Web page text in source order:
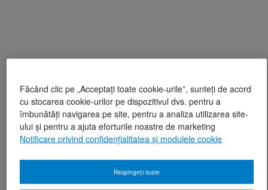
Făcând clic pe „Acceptați toate cookie-urile”, sunteți de acord
cu stocarea cookie-urilor pe dispozitivul dvs. pentru a
îmbunătăți navigarea pe site, pentru a analiza utilizarea site-
ului și pentru a ajuta eforturile noastre de marketing
Notificare privind confidențialitatea și modulele cookie
Respingeți toate